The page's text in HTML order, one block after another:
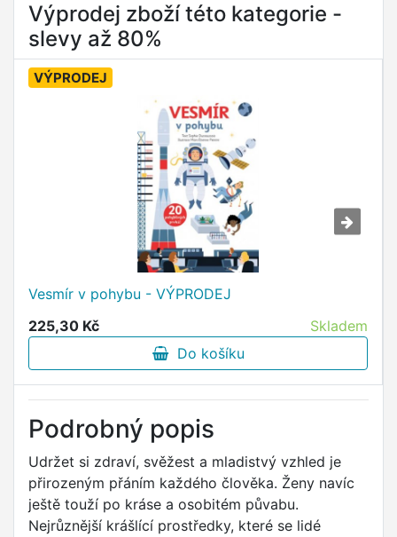
Výprodej zboží této kategorie -
slevy až 80%
VÝPRODEJ
Vesmír v pohybu - VÝPRODEJ
225,30 Kč
Skladem
Do košíku
Podrobný popis
Udržet si zdraví, svěžest a mladistvý vzhled je
přirozeným přáním každého člověka. Ženy navíc
ještě touží po kráse a osobitém půvabu.
Nejrůznější krášlící prostředky, které se lidé